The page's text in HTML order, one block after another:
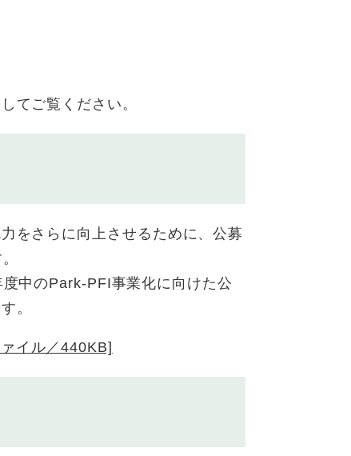
てご覧ください。
をさらに向上させるために、公募
中のPark-PFI事業化に向けた公
。
イル／440KB]